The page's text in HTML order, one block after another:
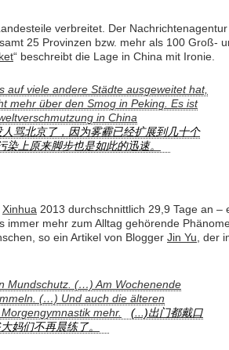
verbreitet. Der Nachrichtenagentur
25 Provinzen bzw. mehr als 100 Groß-
“ beschreibt die Lage in China mit Ironie.
auf viele andere Städte ausgeweitet hat,
mehr über den Smog in Peking. Es ist
in China
骂北京了，因为雾霾已经扩展到几十个
上原来脚步也是如此的迅速。
Xinhua 2013 durchschnittlich 29,9 Tage an –
immer mehr zum Alltag gehörende
so ein Artikel von Blogger Jin Yu, der
Mundschutz. (…) Am Wochenende
(…) Und auch die älteren
mehr.
(...)出门都戴口
妈们不再晨练了。